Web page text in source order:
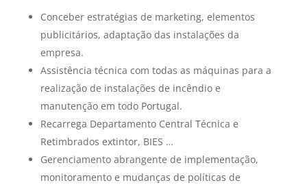
Conceber estratégias de marketing, elementos
publicitários, adaptação das instalações da
empresa.
Assistência técnica com todas as máquinas para a
realização de instalações de incêndio e
manutenção em todo Portugal.
Recarrega Departamento Central Técnica e
Retimbrados extintor, BIES …
Gerenciamento abrangente de implementação,
monitoramento e mudanças de políticas de